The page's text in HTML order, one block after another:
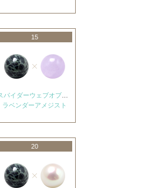
15
ラベンダーアメジスト
20